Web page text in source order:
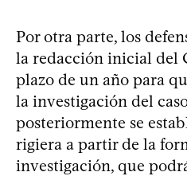
Por otra parte, los
la redacción inicial del
plazo de un año para
la investigación del
posteriormente se
rigiera a partir de la
investigación, que